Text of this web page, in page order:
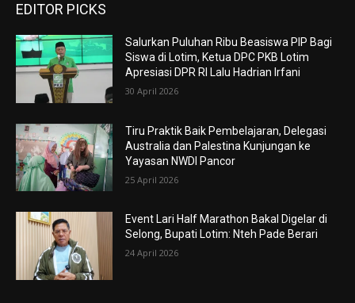
EDITOR PICKS
Salurkan Puluhan Ribu Beasiswa PIP Bagi
Siswa di Lotim, Ketua DPC PKB Lotim
Apresiasi DPR RI Lalu Hadrian Irfani
30 April 2026
Tiru Praktik Baik Pembelajaran, Delegasi
Australia dan Palestina Kunjungan ke
Yayasan NWDI Pancor
25 April 2026
Event Lari Half Marathon Bakal Digelar di
Selong, Bupati Lotim: Nteh Pade Berari
24 April 2026